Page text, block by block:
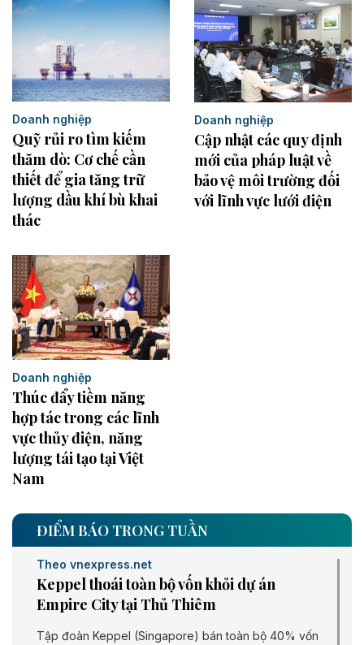
Doanh nghiệp
Quỹ rủi ro tìm kiếm
thăm dò: Cơ chế cần
thiết để gia tăng trữ
lượng dầu khí bù khai
thác
Doanh nghiệp
Cập nhật các quy định
mới của pháp luật về
bảo vệ môi trường đối
với lĩnh vực lưới điện
Doanh nghiệp
Thúc đẩy tiềm năng
hợp tác trong các lĩnh
vực thủy điện, năng
lượng tái tạo tại Việt
Nam
ĐIỂM BÁO TRONG TUẦN
Theo vnexpress.net
Keppel thoái toàn bộ vốn khỏi dự án
Empire City tại Thủ Thiêm
Tập đoàn Keppel (Singapore) bán toàn bộ 40% vốn